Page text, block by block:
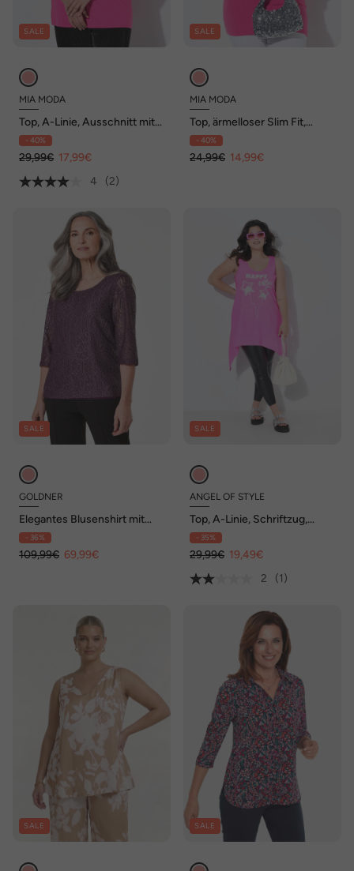
SALE
MIA MODA
Top, A-Linie, Ausschnitt mit
Schlitz und Band
- 40%
29,99€ 17,99€
4
(2)
SALE
MIA MODA
Top, ärmelloser Slim Fit,
Ziernieten, Spitze
- 40%
24,99€ 14,99€
SALE
GOLDNER
Elegantes Blusenshirt mit
Glanzeffekt
- 36%
109,99€ 69,99€
SALE
ANGEL OF STYLE
Top, A-Linie, Schriftzug,
Glitzer-Sternchen
- 35%
29,99€ 19,49€
2
(1)
SALE SALE